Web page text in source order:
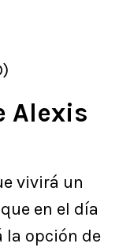
Alexis
vivirá un
en el día
la opción de